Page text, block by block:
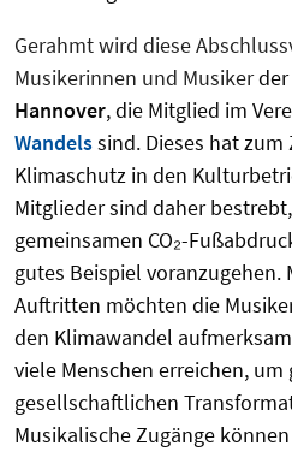
Gerahmt wird diese
Musikerinnen und Musikerder
Hannover, die Mitglied im
Wandelssind. Dieses hat
Klimaschutz in den
Mitglieder sind daher
gemeinsamen CO₂-
gutes Beispiel
Auftritten möchten die
den Klimawandel
viele Menschen erreichen, um
gesellschaftlichen
Musikalische Zugänge